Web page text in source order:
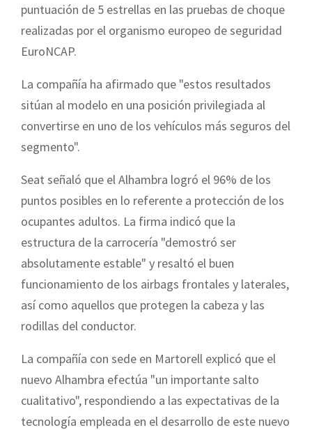
puntuación de 5 estrellas en las pruebas de choque
realizadas por el organismo europeo de seguridad
EuroNCAP.
La compañía ha afirmado que "estos resultados
sitúan al modelo en una posición privilegiada al
convertirse en uno de los vehículos más seguros del
segmento".
Seat señaló que el Alhambra logró el 96% de los
puntos posibles en lo referente a protección de los
ocupantes adultos. La firma indicó que la
estructura de la carrocería "demostró ser
absolutamente estable" y resaltó el buen
funcionamiento de los airbags frontales y laterales,
así como aquellos que protegen la cabeza y las
rodillas del conductor.
La compañía con sede en Martorell explicó que el
nuevo Alhambra efectúa "un importante salto
cualitativo", respondiendo a las expectativas de la
tecnología empleada en el desarrollo de este nuevo